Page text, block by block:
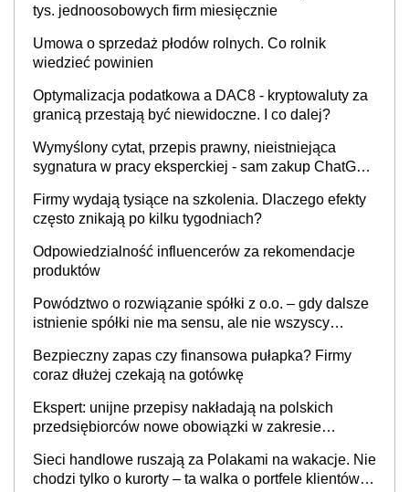
tys. jednoosobowych firm miesięcznie
Umowa o sprzedaż płodów rolnych. Co rolnik
wiedzieć powinien
Optymalizacja podatkowa a DAC8 - kryptowaluty za
granicą przestają być niewidoczne. I co dalej?
Wymyślony cytat, przepis prawny, nieistniejąca
sygnatura w pracy eksperckiej - sam zakup ChatGPT
Firmy wydają tysiące na szkolenia. Dlaczego efekty
często znikają po kilku tygodniach?
Odpowiedzialność influencerów za rekomendacje
produktów
Powództwo o rozwiązanie spółki z o.o. – gdy dalsze
istnienie spółki nie ma sensu, ale nie wszyscy
Bezpieczny zapas czy finansowa pułapka? Firmy
coraz dłużej czekają na gotówkę
Ekspert: unijne przepisy nakładają na polskich
przedsiębiorców nowe obowiązki w zakresie
Sieci handlowe ruszają za Polakami na wakacje. Nie
chodzi tylko o kurorty – ta walka o portfele klientów